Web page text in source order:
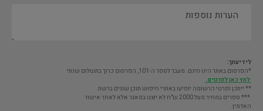
לידיעתך:
*הפרסום באתר הינו חינם. מעבר לספר ה-101, הפרסום כרוך בתשלום שנתי
לחץ כאן לפרטים.
** ייתכן ופרטי הרשומה יופיעו באתרי חיפוש תוכן שונים ברשת
*** ספרים במחיר מעל 2000 ש"ח לא יוצגו במאגר אלא לאחר אישור
האדמין.